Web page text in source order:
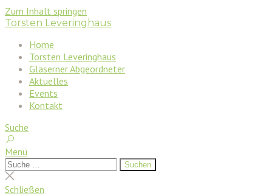
Zum Inhalt springen
Torsten Leveringhaus
Home
Torsten Leveringhaus
Gläserner Abgeordneter
Aktuelles
Events
Kontakt
Suche
Menü
Suchen
nach:
Suchen
Suche
schließen
Schließen